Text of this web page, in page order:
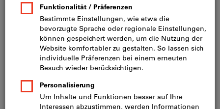
Preis pro 1 Stück
inkl. MwSt.
zzgl. Versandkosten
Netto: CHF 17.30
ganze Länge (mm):
165